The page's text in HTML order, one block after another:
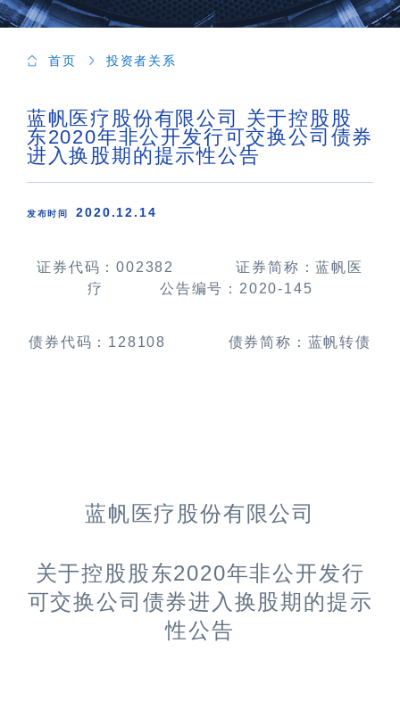
首页 投资者关系
蓝帆医疗股份有限公司 关于控股股
东2020年非公开发行可交换公司债券
进入换股期的提示性公告
发布时间 2020.12.14
证券代码：002382
证券简称：蓝帆医
疗
公告编号： 2020-145
债券代码： 128108 债券简称：蓝帆转债
蓝帆医疗股份有限公司
关于控股股东2020年非公开发行
可交换公司债券进入换股期的提示
性公告